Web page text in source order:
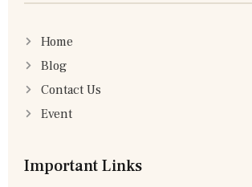
Home
Blog
Contact Us
Event
Important Links